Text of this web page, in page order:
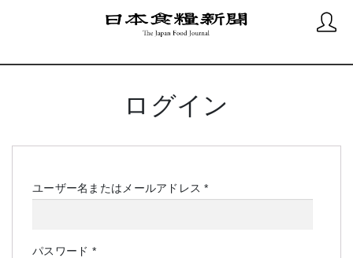
ログイン
ユーザー名またはメールアドレス*必
パスワード *必